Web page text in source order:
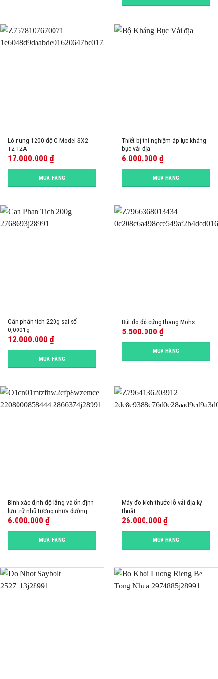
Lò nung 1200 độ C Model SX2-
12-12A
17.000.000 ₫
MUA HÀNG
Thiết bị thí nghiệm áp lực kháng
bục vải địa
6.000.000 ₫
MUA HÀNG
Cân phân tích 220g sai số
0,0001g
12.000.000 ₫
MUA HÀNG
Bút đo độ cứng thang Mohs
5.500.000 ₫
MUA HÀNG
Bình xác định độ lắng và ổn định
lưu trữ nhũ tương nhựa đường
6.000.000 ₫
MUA HÀNG
Máy đo kích thước lỗ vải địa kỹ
thuật
26.000.000 ₫
MUA HÀNG